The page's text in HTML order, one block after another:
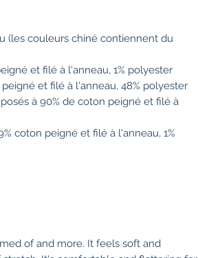
(les couleurs chiné contiennent du
et filé à l'anneau, 1% polyester
et filé à l'anneau, 48% polyester
à 90% de coton peigné et filé à
coton peigné et filé à l'anneau, 1%
of and more. It feels soft and